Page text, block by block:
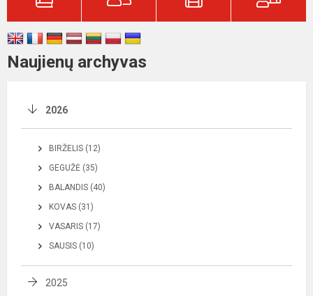
Naujienų archyvas
2026
BIRŽELIS (12)
GEGUŽĖ (35)
BALANDIS (40)
KOVAS (31)
VASARIS (17)
SAUSIS (10)
2025